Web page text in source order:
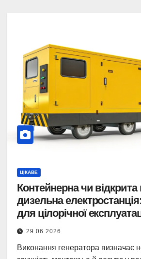
ЦІКАВЕ
Контейнерна чи
дизельна
для цілорічної
29.06.2026
Виконання генератора визначає